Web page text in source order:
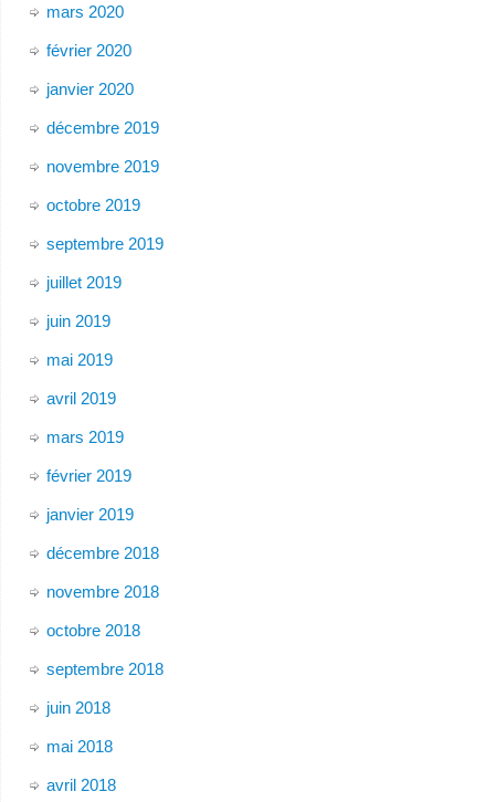
mars 2020
février 2020
janvier 2020
décembre 2019
novembre 2019
octobre 2019
septembre 2019
juillet 2019
juin 2019
mai 2019
avril 2019
mars 2019
février 2019
janvier 2019
décembre 2018
novembre 2018
octobre 2018
septembre 2018
juin 2018
mai 2018
avril 2018